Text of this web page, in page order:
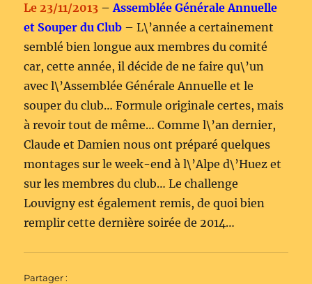
Le 23/11/2013 –Assemblée Générale Annuelle
et Souper du Club – L\’année a certainement
semblé bien longue aux membres du comité
car, cette année, il décide de ne faire qu\’un
avec l\’Assemblée Générale Annuelle et le
souper du club… Formule originale certes, mais
à revoir tout de même… Comme l\’an dernier,
Claude et Damien nous ont préparé quelques
montages sur le week-end à l\’Alpe d\’Huez et
sur les membres du club… Le challenge
Louvigny est également remis, de quoi bien
remplir cette dernière soirée de 2014…
Partager :